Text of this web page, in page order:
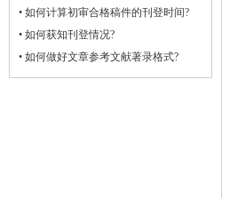
• 如何计算初审合格稿件的刊登时间?
• 如何获知刊登情况?
• 如何做好文章参考文献著录格式?